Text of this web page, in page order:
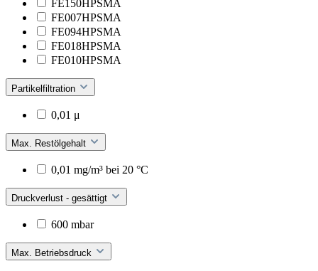
FE150HPSMA
FE007HPSMA
FE094HPSMA
FE018HPSMA
FE010HPSMA
Partikelfiltration
0,01 μ
Max. Restölgehalt
0,01 mg/m³ bei 20 °C
Druckverlust - gesättigt
600 mbar
Max. Betriebsdruck